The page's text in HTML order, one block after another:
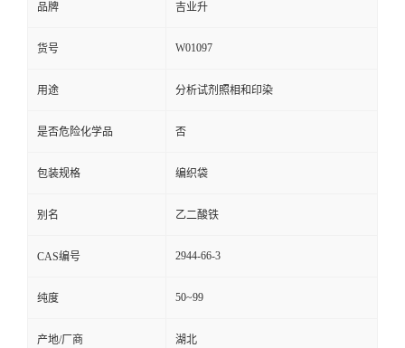
品牌 吉业升
货号 W01097
用途 分析试剂照相和印染
是否危险化学品 否
包装规格 编织袋
别名 乙二酸铁
CAS编号 2944-66-3
纯度 50~99
产地/厂商 湖北